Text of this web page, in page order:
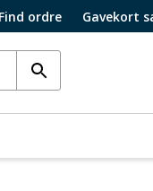
Find ordre Gavekort